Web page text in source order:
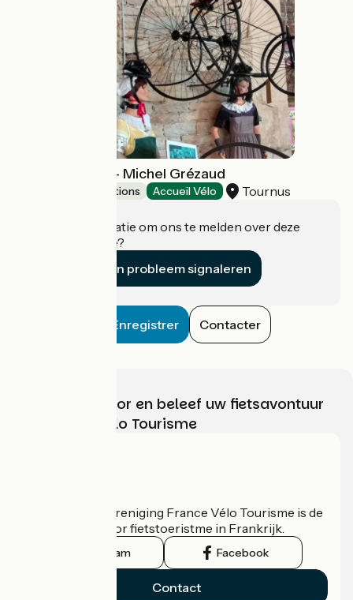
Musée du Vélo - Michel Grézaud
Museums & attractions Accueil Vélo Tournus
Heeft u informatie om ons te melden over deze
accommodatie?
Een probleem signaleren
Enregistrer Contacter
Kies, bereid voor en beleef uw fietsavontuur
met France Vélo Tourisme
De nationale vereniging France Vélo Tourisme is de
officiële gids voor fietstoeristme in Frankrijk.
Instagram Facebook
Contact